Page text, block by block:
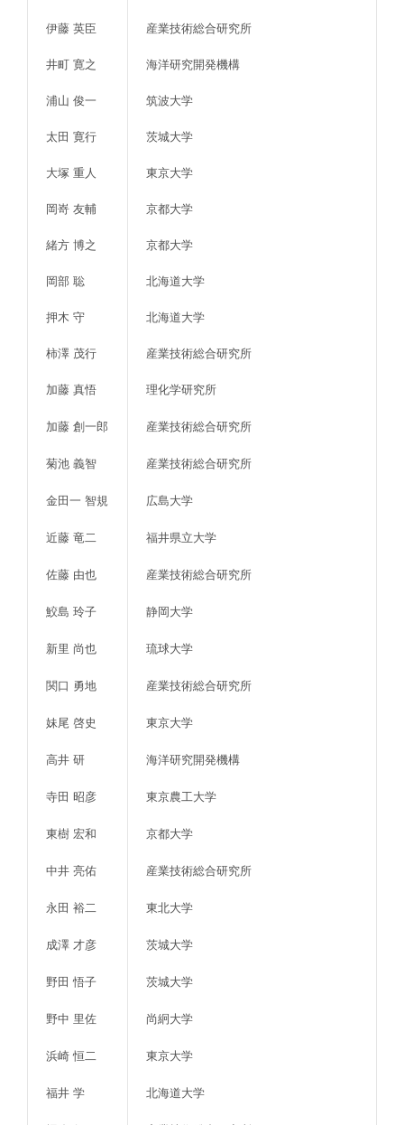
伊藤 英臣 産業技術総合研究所
井町 寛之 海洋研究開発機構
浦山 俊一 筑波大学
太田 寛行 茨城大学
大塚 重人 東京大学
岡嵜 友輔 京都大学
緒方 博之 京都大学
岡部 聡 北海道大学
押木 守 北海道大学
柿澤 茂行 産業技術総合研究所
加藤 真悟 理化学研究所
加藤 創一郎 産業技術総合研究所
菊池 義智 産業技術総合研究所
金田一 智規 広島大学
近藤 竜二 福井県立大学
佐藤 由也 産業技術総合研究所
鮫島 玲子 静岡大学
新里 尚也 琉球大学
関口 勇地 産業技術総合研究所
妹尾 啓史 東京大学
高井 研 海洋研究開発機構
寺田 昭彦 東京農工大学
東樹 宏和 京都大学
中井 亮佑 産業技術総合研究所
永田 裕二 東北大学
成澤 才彦 茨城大学
野田 悟子 茨城大学
野中 里佐 尚絅大学
浜崎 恒二 東京大学
福井 学 北海道大学